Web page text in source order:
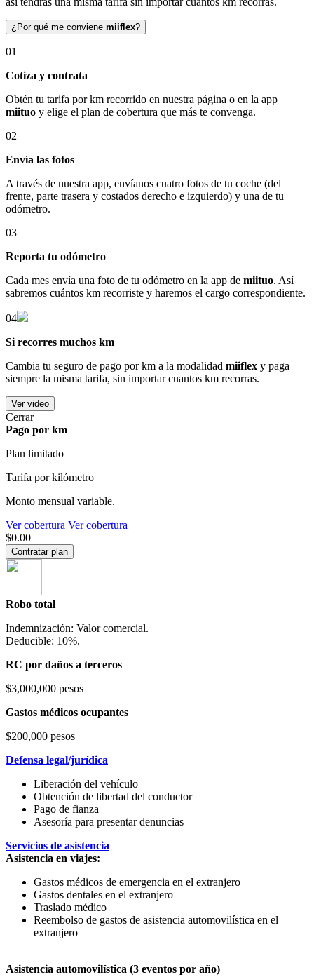
¿Por qué me conviene miiflex?
01
Cotiza y contrata
Obtén tu tarifa por km recorrido en nuestra página o en la app
miituo y elige el plan de cobertura que más te convenga.
02
Envía las fotos
A través de nuestra app, envíanos cuatro fotos de tu coche (del
frente, parte trasera y costados derecho e izquierdo) y una de tu
odómetro.
03
Reporta tu odómetro
Cada mes envía una foto de tu odómetro en la app de miituo. Así
sabremos cuántos km recorriste y haremos el cargo correspondiente.
04
Si recorres muchos km
Cambia tu seguro de pago por km a la modalidad miiflex y paga
siempre la misma tarifa, sin importar cuantos km recorras.
Ver video
Cerrar
Pago por km
Plan limitado
Tarifa por kilómetro
Monto mensual variable.
Ver cobertura Ver cobertura
$0.00
Contratar plan
Robo total
Indemnización: Valor comercial.
Deducible: 10%.
RC por daños a terceros
$3,000,000 pesos
Gastos médicos ocupantes
$200,000 pesos
Defensa legal/jurídica
Liberación del vehículo
Obtención de libertad del conductor
Pago de fianza
Asesoría para presentar denuncias
Servicios de asistencia
Asistencia en viajes:
Gastos médicos de emergencia en el extranjero
Gastos dentales en el extranjero
Traslado médico
Reembolso de gastos de asistencia automovilística en el
extranjero
Asistencia automovilística (3 eventos por año)